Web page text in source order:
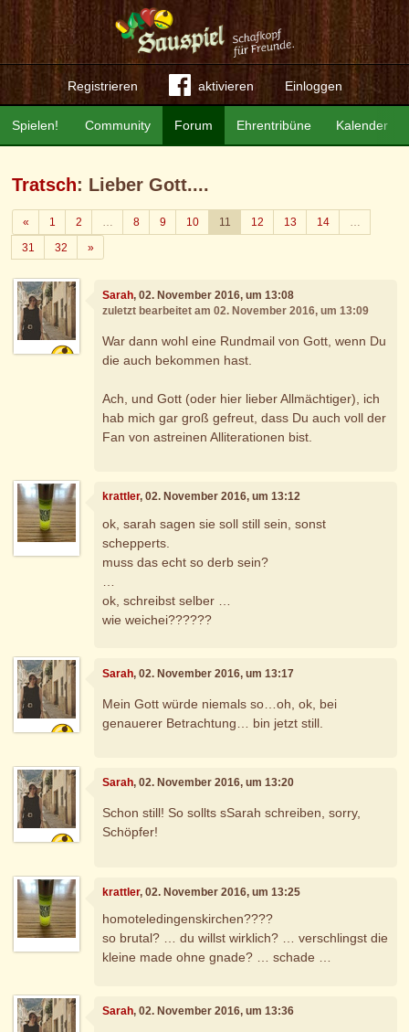
Registrieren aktivieren Einloggen
Community Forum Ehrentribüne Kalender
Spielen!
Tratsch: Lieber Gott....
«Zurück
1 2 … 8 9 10 11 12 13 14
…
31
32 »Weiter
Sarah, 02. November 2016, um 13:08
zuletzt bearbeitet am 02. November 2016, um 13:09
War dann wohl eine Rundmail von Gott, wenn Du
die auch bekommen hast.
Ach, und Gott (oder hier lieber Allmächtiger), ich
hab mich gar groß gefreut, dass Du auch voll der
Fan von astreinen Alliterationen bist.
krattler, 02. November 2016, um 13:12
ok, sarah sagen sie soll still sein, sonst
schepperts.
muss das echt so derb sein?
ok, schreibst selber …
wie weichei??????
Sarah, 02. November 2016, um 13:17
Mein Gott würde niemals so…oh, ok, bei
genauerer Betrachtung… bin jetzt still.
Sarah, 02. November 2016, um 13:20
Schon still! So sollts sSarah schreiben, sorry,
Schöpfer!
krattler, 02. November 2016, um 13:25
homoteledingenskirchen????
so brutal? … du willst wirklich? … verschlingst die
kleine made ohne gnade? … schade …
Sarah, 02. November 2016, um 13:36